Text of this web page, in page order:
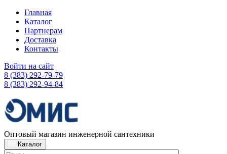
Главная
Каталог
Партнерам
Доставка
Контакты
Войти на сайт
8 (383) 292-79-79
8 (383) 292-94-84
Оптовый магазин инженерной сантехники
Каталог